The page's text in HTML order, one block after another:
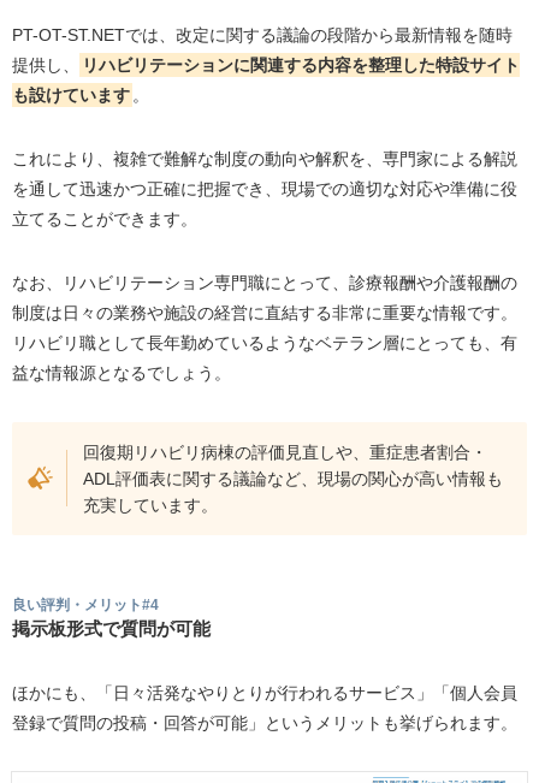
PT-OT-ST.NETでは、改定に関する議論の段階から最新情報を随時
提供し、
リハビリテーションに関連する内容を整理した特設サイト
も設けています 。
これにより、複雑で難解な制度の動向や解釈を、専門家による解説
を通して迅速かつ正確に把握でき、現場での適切な対応や準備に役
立てることができます。
なお、リハビリテーション専門職にとって、診療報酬や介護報酬の
制度は日々の業務や施設の経営に直結する非常に重要な情報です。
リハビリ職として長年勤めているようなベテラン層にとっても、有
益な情報源となるでしょう。
回復期リハビリ病棟の評価見直しや、重症患者割合・
ADL評価表に関する議論など、現場の関心が高い情報も
充実しています。
良い評判・メリット#4
掲示板形式で質問が可能
ほかにも、「日々活発なやりとりが行われるサービス」「個人会員
登録で質問の投稿・回答が可能」というメリットも挙げられます。